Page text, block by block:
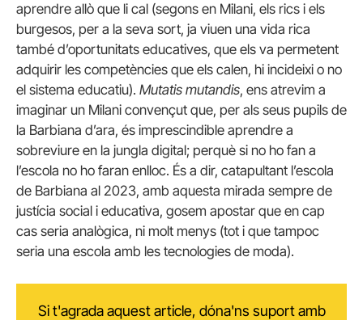
aprendre allò que li cal (segons en Milani, els rics i els
burgesos, per a la seva sort, ja viuen una vida rica
també d’oportunitats educatives, que els va permetent
adquirir les competències que els calen, hi incideixi o no
el sistema educatiu). Mutatis mutandis, ens atrevim a
imaginar un Milani convençut que, per als seus pupils de
la Barbiana d’ara, és imprescindible aprendre a
sobreviure en la jungla digital; perquè si no ho fan a
l’escola no ho faran enlloc. És a dir, catapultant l’escola
de Barbiana al 2023, amb aquesta mirada sempre de
justícia social i educativa, gosem apostar que en cap
cas seria analògica, ni molt menys (tot i que tampoc
seria una escola amb les tecnologies de moda).
Si t'agrada aquest article, dóna'ns suport amb